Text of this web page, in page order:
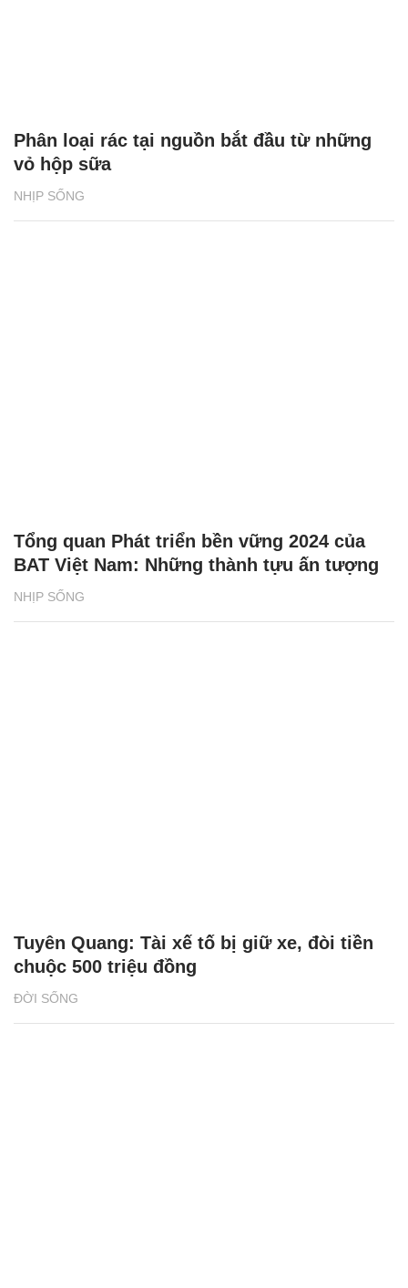
NHỊP SỐNG
Phân loại rác tại nguồn bắt đầu từ những
vỏ hộp sữa
NHỊP SỐNG
Tổng quan Phát triển bền vững 2024 của
BAT Việt Nam: Những thành tựu ấn tượng
ĐỜI SỐNG
Tuyên Quang: Tài xế tố bị giữ xe, đòi tiền
chuộc 500 triệu đồng